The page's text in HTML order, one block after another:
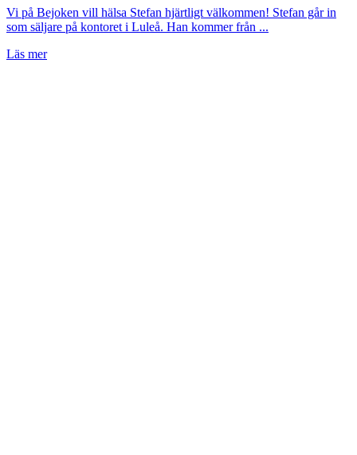
Vi på Bejoken vill hälsa Stefan hjärtligt välkommen! Stefan går in
som säljare på kontoret i Luleå. Han kommer från ...
Läs mer